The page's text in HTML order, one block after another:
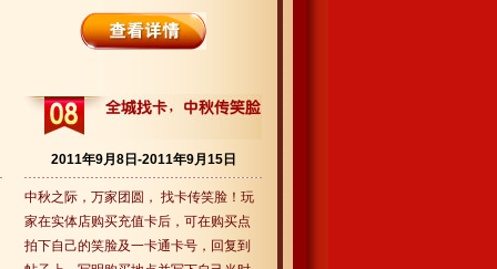
2011年9月8日-2011年9月15日
中秋之际，万家团圆， 找卡传笑脸！玩
家在实体店购买充值卡后，可在购买点
拍下自己的笑脸及一卡通卡号，回复到